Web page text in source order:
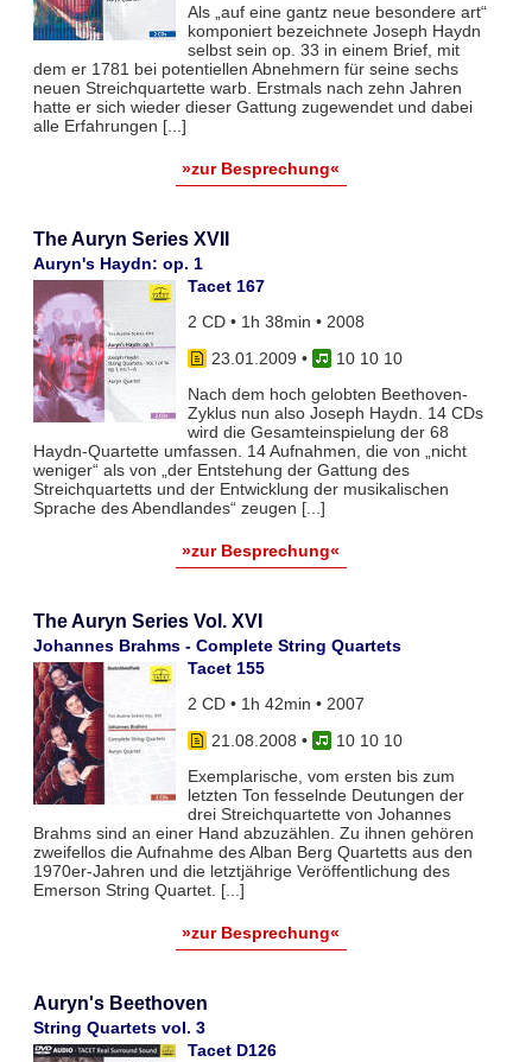
Als „auf eine gantz neue besondere art“
komponiert bezeichnete Joseph Haydn
selbst sein op. 33 in einem Brief, mit
dem er 1781 bei potentiellen Abnehmern für seine sechs
neuen Streichquartette warb. Erstmals nach zehn Jahren
hatte er sich wieder dieser Gattung zugewendet und dabei
alle Erfahrungen [...]
»zur Besprechung«
The Auryn Series XVII
Auryn's Haydn: op. 1
Tacet 167
2 CD • 1h 38min • 2008
23.01.2009 •
10 10 10
Nach dem hoch gelobten Beethoven-
Zyklus nun also Joseph Haydn. 14 CDs
wird die Gesamteinspielung der 68
Haydn-Quartette umfassen. 14 Aufnahmen, die von „nicht
weniger“ als von „der Entstehung der Gattung des
Streichquartetts und der Entwicklung der musikalischen
Sprache des Abendlandes“ zeugen [...]
»zur Besprechung«
The Auryn Series Vol. XVI
Johannes Brahms - Complete String Quartets
Tacet 155
2 CD • 1h 42min • 2007
21.08.2008 •
10 10 10
Exemplarische, vom ersten bis zum
letzten Ton fesselnde Deutungen der
drei Streichquartette von Johannes
Brahms sind an einer Hand abzuzählen. Zu ihnen gehören
zweifellos die Aufnahme des Alban Berg Quartetts aus den
1970er-Jahren und die letztjährige Veröffentlichung des
Emerson String Quartet. [...]
»zur Besprechung«
Auryn's Beethoven
String Quartets vol. 3
Tacet D126